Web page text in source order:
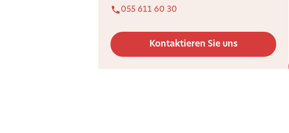
055 611 60 30
Kontaktieren Sie uns